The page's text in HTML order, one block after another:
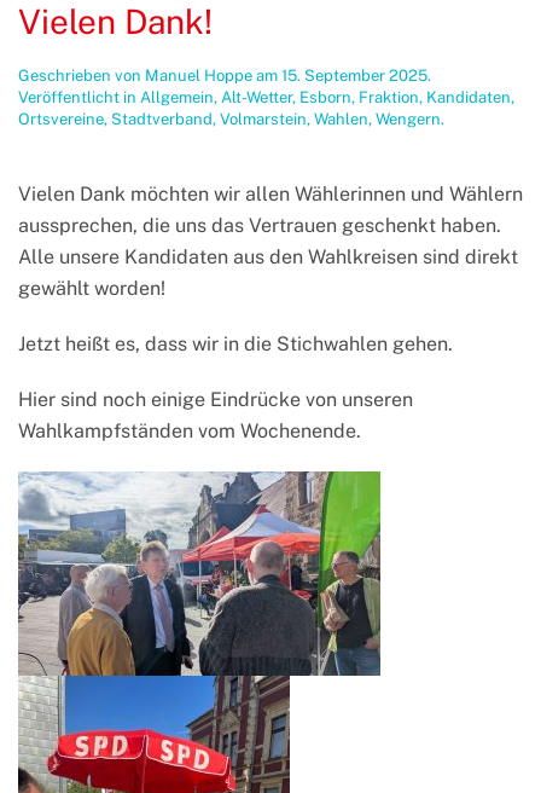
Vielen Dank!
Geschrieben von Manuel Hoppe am 15. September 2025.
Veröffentlicht in Allgemein, Alt-Wetter, Esborn, Fraktion, Kandidaten,
Ortsvereine, Stadtverband, Volmarstein, Wahlen, Wengern.
Vielen Dank möchten wir allen Wählerinnen und Wählern
aussprechen, die uns das Vertrauen geschenkt haben.
Alle unsere Kandidaten aus den Wahlkreisen sind direkt
gewählt worden!
Jetzt heißt es, dass wir in die Stichwahlen gehen.
Hier sind noch einige Eindrücke von unseren
Wahlkampfständen vom Wochenende.